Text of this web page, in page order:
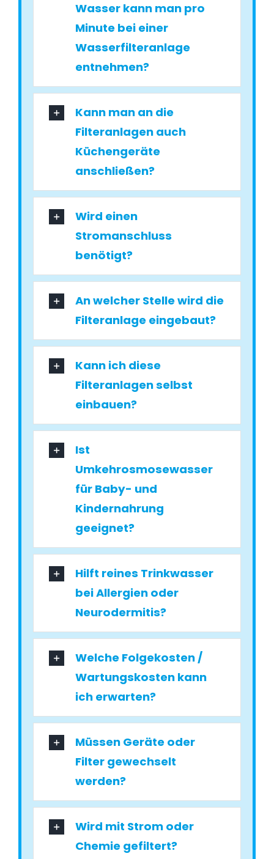
Wasser kann man pro
Minute bei einer
Wasserfilteranlage
entnehmen?
Kann man an die
Filteranlagen auch
Küchengeräte
anschließen?
Wird einen
Stromanschluss
benötigt?
An welcher Stelle wird die
Filteranlage eingebaut?
Kann ich diese
Filteranlagen selbst
einbauen?
Ist
Umkehrosmosewasser
für Baby- und
Kindernahrung
geeignet?
Hilft reines Trinkwasser
bei Allergien oder
Neurodermitis?
Welche Folgekosten /
Wartungskosten kann
ich erwarten?
Müssen Geräte oder
Filter gewechselt
werden?
Wird mit Strom oder
Chemie gefiltert?